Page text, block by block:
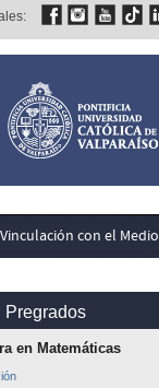
Vinculación con el Medio
Pregrados
en Matemáticas